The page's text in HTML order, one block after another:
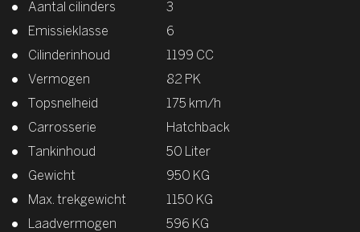
Aantal cilinders
3
Emissieklasse
6
Cilinderinhoud
1199 CC
Vermogen
82 PK
Topsnelheid
175 km/h
Carrosserie
Hatchback
Tankinhoud
50 Liter
Gewicht
950 KG
Max. trekgewicht
1150 KG
Laadvermogen
596 KG